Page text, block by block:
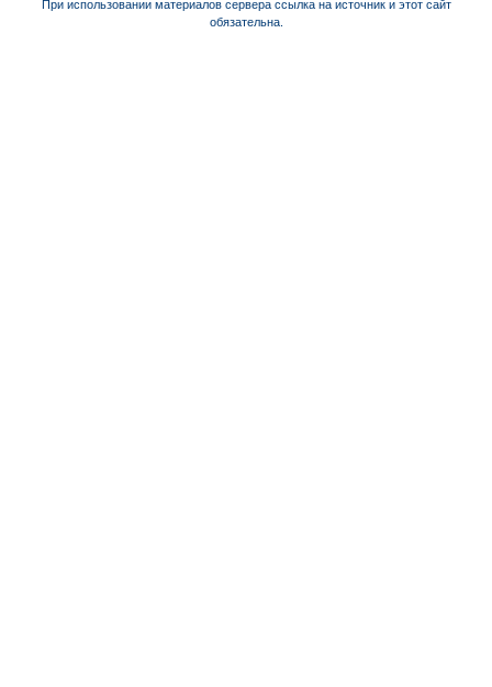
При использовании материалов сервера ссылка на источник и этот сайт
обязательна.